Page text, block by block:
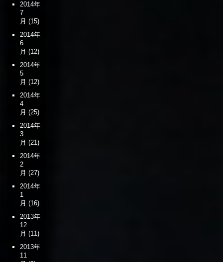
2014年
7
月 (15)
2014年
6
月 (12)
2014年
5
月 (12)
2014年
4
月 (25)
2014年
3
月 (21)
2014年
2
月 (27)
2014年
1
月 (16)
2013年
12
月 (11)
2013年
11